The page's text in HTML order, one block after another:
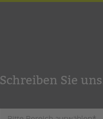
Schreiben Sie